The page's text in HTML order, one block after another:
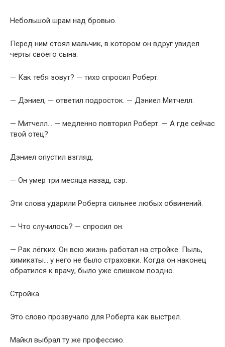
Небольшой шрам над бровью.
Перед ним стоял мальчик, в котором он вдруг увидел
черты своего сына.
— Как тебя зовут? — тихо спросил Роберт.
— Дэниел, — ответил подросток. — Дэниел Митчелл.
— Митчелл… — медленно повторил Роберт. — А где сейчас
твой отец?
Дэниел опустил взгляд.
— Он умер три месяца назад, сэр.
Эти слова ударили Роберта сильнее любых обвинений.
— Что случилось? — спросил он.
— Рак лёгких. Он всю жизнь работал на стройке. Пыль,
химикаты… у него не было страховки. Когда он наконец
обратился к врачу, было уже слишком поздно.
Стройка.
Это слово прозвучало для Роберта как выстрел.
Майкл выбрал ту же профессию.